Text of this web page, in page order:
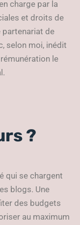
charge par la
et droits de
partenariat de
selon moi, inédit
le
?
qui se chargent
blogs. Une
des budgets
au maximum